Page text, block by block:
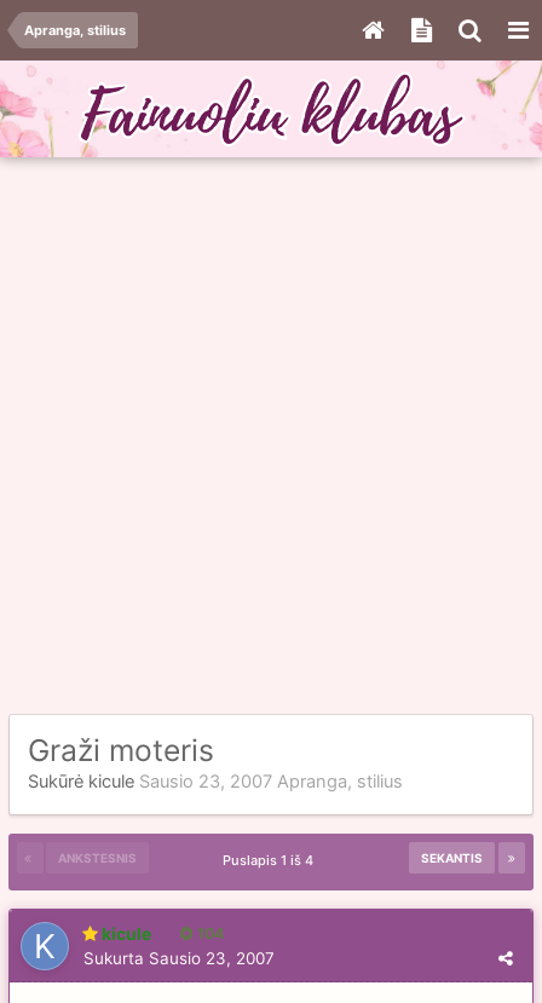
Apranga, stilius
Graži moteris
Sukūrė kicule Sausio 23, 2007 Apranga, stilius
ANKSTESNIS SEKANTIS
Puslapis 1 iš 4
kicule 104
Sukurta Sausio 23, 2007